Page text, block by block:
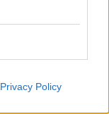
Privacy Policy